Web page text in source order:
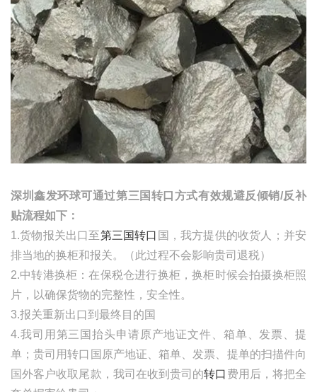
深圳鑫发环球可通过第三国转口方式有效规避反倾销/反补
贴流程如下：
1.货物报关出口至第三国转口 国，我方提供的收货人；并安
排当地的换柜和报关。（此过程不会影响贵司退税）
2.中转港换柜：在保税仓进行换柜，换柜时候会拍摄换柜照
片，以确保货物的完整性，安全性。
3.报关重新出口到最终目的国
4.我司用第三国抬头申请原产地证文件、箱单、发票、提
单；贵司用转口国原产地证、箱单、发票、提单的扫描件向
国外客户收取尾款，我司在收到贵司的转口 费用后，将把全